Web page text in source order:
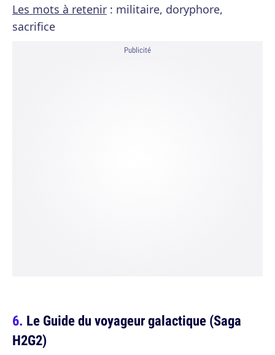
Les mots à retenir : militaire, doryphore,
sacrifice
Publicité
Le Guide du voyageur galactique (Saga
H2G2)